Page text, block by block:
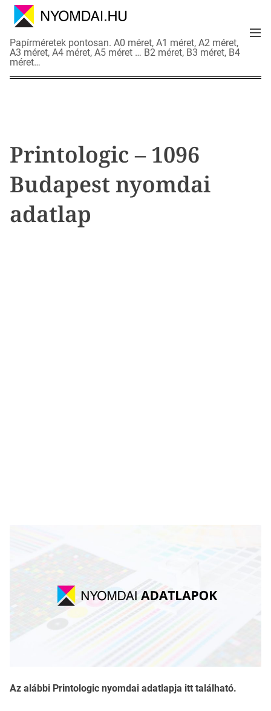
N
y
o
m
a
Papírméretek pontosan. A0 méret, A1 méret, A2 méret,
A3 méret, A4 méret, A5 méret … B2 méret, B3 méret, B4
méret…
M
Printologic – 1096
Budapest nyomdai
adatlap
Az alábbi Printologic nyomdai adatlapja itt található.